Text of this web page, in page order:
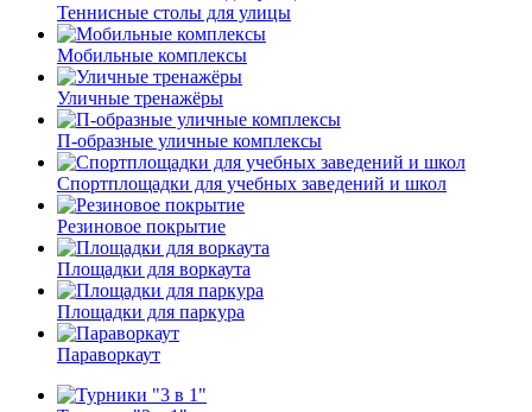
Теннисные столы для улицы
Мобильные комплексы
Уличные тренажёры
П-образные уличные комплексы
Спортплощадки для учебных заведений и школ
Резиновое покрытие
Площадки для воркаута
Площадки для паркура
Параворкаут